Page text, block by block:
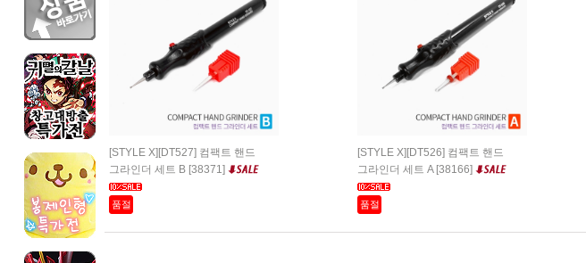
[STYLE X][DT527] 컴팩트 핸드
그라인더 세트 B [38371]
품절
[STYLE X][DT526] 컴팩트 핸드
그라인더 세트 A [38166]
품절